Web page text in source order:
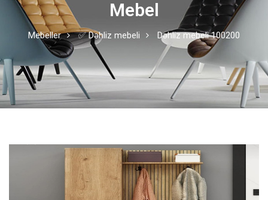
Mebel
Mebeller ✅ Dəhliz mebeli Dəhliz mebeli 100200